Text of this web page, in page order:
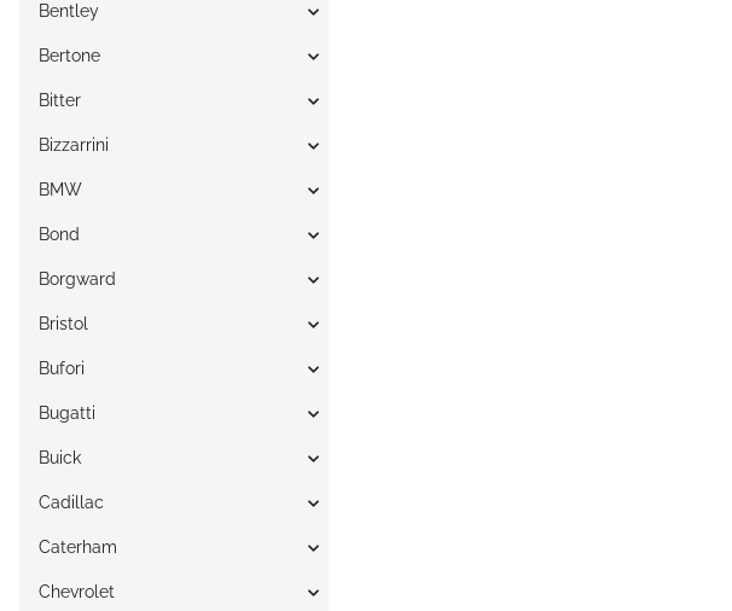
Bentley
Bertone
Bitter
Bizzarrini
BMW
Bond
Borgward
Bristol
Bufori
Bugatti
Buick
Cadillac
Caterham
Chevrolet